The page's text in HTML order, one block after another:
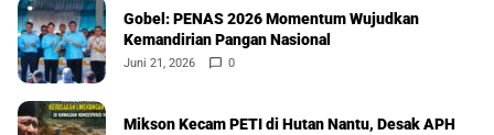
Gobel: PENAS 2026 Momentum Wujudkan
Kemandirian Pangan Nasional
Juni 21, 2026 0
Mikson Kecam PETI di Hutan Nantu, Desak APH